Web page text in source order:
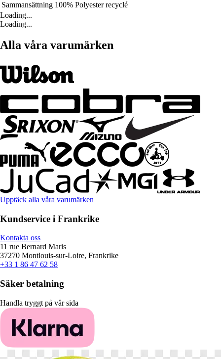
Sammansättning 100% Polyester recyclé
Loading...
Loading...
Alla våra varumärken
Upptäck alla våra varumärken
Kundservice i Frankrike
Kontakta oss
11 rue Bernard Maris
37270 Montlouis-sur-Loire, Frankrike
+33 1 86 47 62 58
Säker betalning
Handla tryggt på vår sida